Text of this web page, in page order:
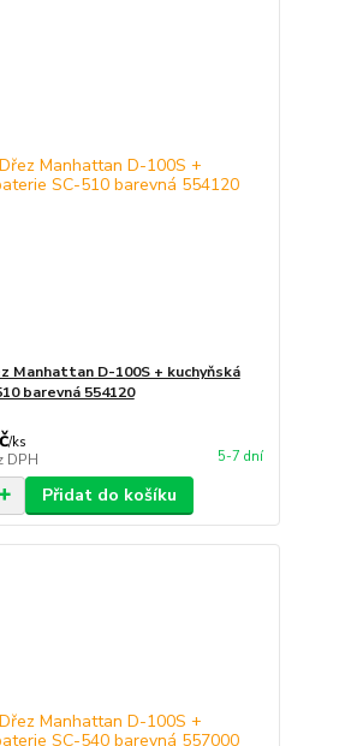
Manhattan D-100S + kuchyňská
barevná 554120
/ks
DPH 5-7 dní
Přidat do košíku